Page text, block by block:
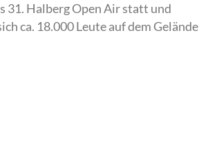
31. Halberg Open Air statt und
ca. 18.000 Leute auf dem Gelände